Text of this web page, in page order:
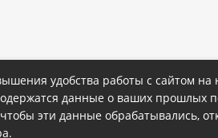
Политика конфиденциальности
удобства работы с сайтом
данные о ваших прошлых
эти данные обрабатывались,